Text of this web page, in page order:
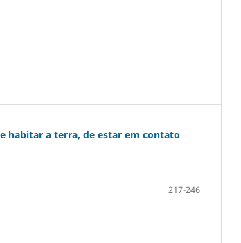
habitar a terra, de estar em contato
217-246